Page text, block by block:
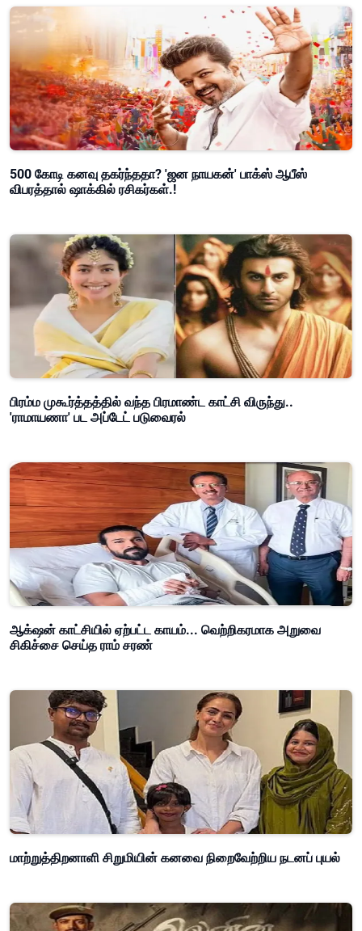
500 கோடி கனவு தகர்ந்ததா? 'ஜன நாயகன்' பாக்ஸ் ஆபீஸ்
விபரத்தால் ஷாக்கில் ரசிகர்கள்.!
பிரம்ம முகூர்த்தத்தில் வந்த பிரமாண்ட காட்சி விருந்து..
'ராமாயணா' பட அப்டேட் படுவைரல்
ஆக்‌ஷன் காட்சியில் ஏற்பட்ட காயம்... வெற்றிகரமாக அறுவை
சிகிச்சை செய்த ராம் சரண்
மாற்றுத்திறனாளி சிறுமியின் கனவை நிறைவேற்றிய நடனப் புயல்